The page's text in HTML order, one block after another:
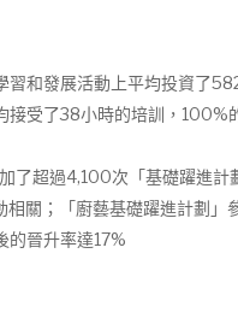
習和發展活動上平均投資了
接受了38小時的培訓，100%
了超過4,100次「基礎躍進計
相關；「廚藝基礎躍進計劃」
的晉升率達17%